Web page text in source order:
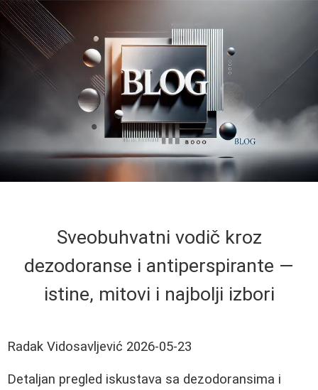
Sveobuhvatni vodič kroz
dezodoranse i antiperspirante —
istine, mitovi i najbolji izbori
Radak Vidosavljević 2026-05-23
Detaljan pregled iskustava sa dezodoransima i